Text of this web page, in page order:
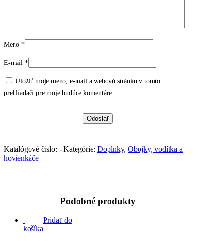
Meno *
E-mail *
Uložiť moje meno, e-mail a webovú stránku v tomto
prehliadači pre moje budúce komentáre.
Katalógové číslo: - Kategórie: Doplnky, Obojky, vodítka a
hovienkáče
Podobné produkty
Pridať do
košíka